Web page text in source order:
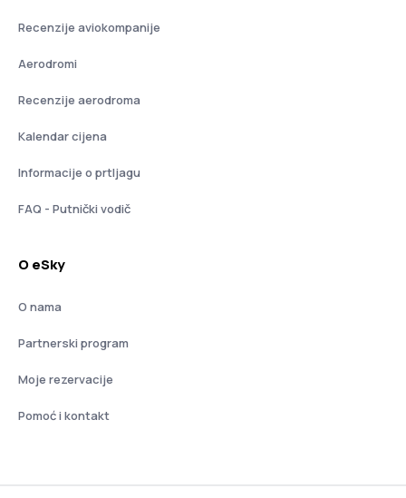
Recenzije aviokompanije
Aerodromi
Recenzije aerodroma
Kalendar cijena
Informacije o prtljagu
FAQ - Putnički vodič
O eSky
O nama
Partnerski program
Moje rezervacije
Pomoć i kontakt